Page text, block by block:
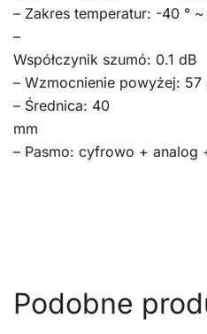
– Zakres temperatur: -40 °
–
Współczynik szumó: 0.1 dB
– Wzmocnienie powyżej: 57
– Średnica: 40
mm
– Pasmo: cyfrowo + analog
Podobne